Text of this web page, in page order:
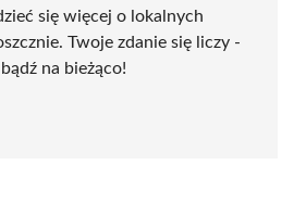
się więcej o lokalnych
Twoje zdanie się liczy -
na bieżąco!